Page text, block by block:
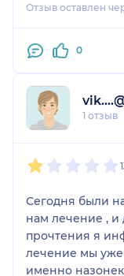
Отзыв оставлен
0
1 отзыв
Сегодня были на приеме у врача , врач назначил
нам лечение , и дал ознакомиться с ним , после
прочтения я
лечение мы уже
именно